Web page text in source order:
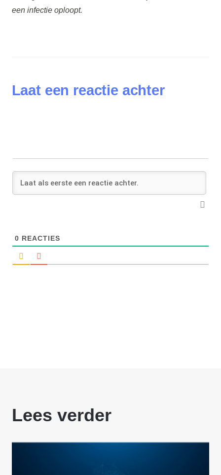
een infectie oploopt.
Laat een reactie achter
0 REACTIES
Lees verder